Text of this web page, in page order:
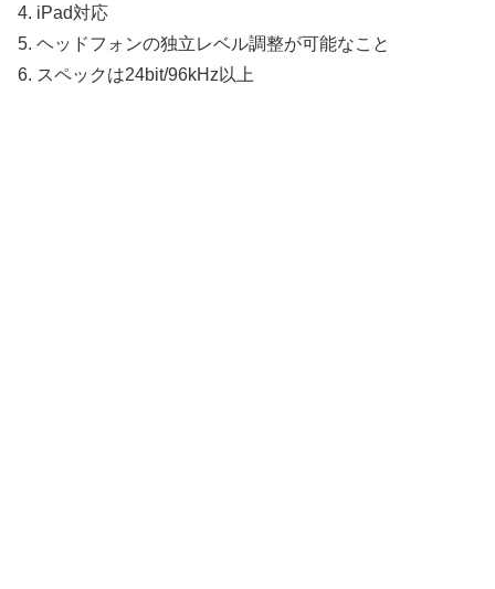
4. iPad対応
5. ヘッドフォンの独立レベル調整が可能なこと
6. スペックは24bit/96kHz以上